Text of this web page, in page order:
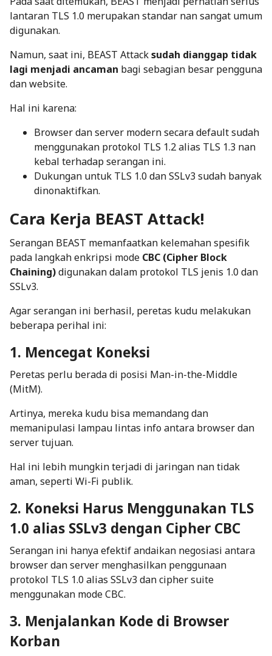
lantaran TLS 1.0 merupakan standar nan sangat umum
digunakan.
Namun, saat ini, BEAST Attacksudah dianggap tidak
lagi menjadi ancaman bagi sebagian besar pengguna
dan website.
Hal ini karena:
Browser dan server modern secara default sudah
menggunakan protokol TLS 1.2 alias TLS 1.3 nan
kebal terhadap serangan ini.
Dukungan untuk TLS 1.0 dan SSLv3 sudah banyak
dinonaktifkan.
Cara Kerja BEAST Attack!
Serangan BEAST memanfaatkan kelemahan spesifik
pada langkah enkripsi mode CBC (Cipher Block
Chaining)digunakan dalam protokol TLS jenis 1.0 dan
SSLv3.
Agar serangan ini berhasil, peretas kudu melakukan
beberapa perihal ini:
1. Mencegat Koneksi
Peretas perlu berada di posisi Man-in-the-Middle
(MitM).
Artinya, mereka kudu bisa memandang dan
memanipulasi lampau lintas info antara browser dan
server tujuan.
Hal ini lebih mungkin terjadi di jaringan nan tidak
aman, seperti Wi-Fi publik.
2. Koneksi Harus Menggunakan TLS
1.0 alias SSLv3 dengan Cipher CBC
Serangan ini hanya efektif andaikan negosiasi antara
browser dan server menghasilkan penggunaan
protokol TLS 1.0 alias SSLv3 dancipher suite
menggunakan mode CBC.
3. Menjalankan Kode di Browser
Korban